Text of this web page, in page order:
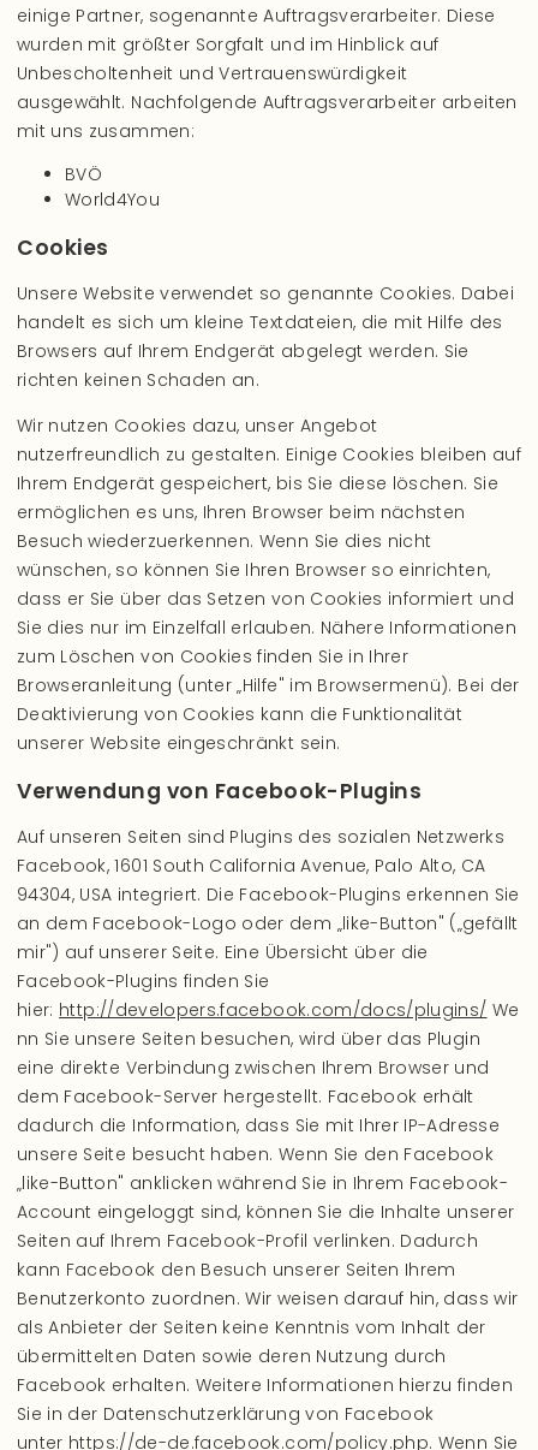
einige Partner, sogenannte Auftragsverarbeiter. Diese
wurden mit größter Sorgfalt und im Hinblick auf
Unbescholtenheit und Vertrauenswürdigkeit
ausgewählt. Nachfolgende Auftragsverarbeiter arbeiten
mit uns zusammen:
BVÖ
World4You
Cookies
Unsere Website verwendet so genannte Cookies. Dabei
handelt es sich um kleine Textdateien, die mit Hilfe des
Browsers auf Ihrem Endgerät abgelegt werden. Sie
richten keinen Schaden an.
Wir nutzen Cookies dazu, unser Angebot
nutzerfreundlich zu gestalten. Einige Cookies bleiben auf
Ihrem Endgerät gespeichert, bis Sie diese löschen. Sie
ermöglichen es uns, Ihren Browser beim nächsten
Besuch wiederzuerkennen. Wenn Sie dies nicht
wünschen, so können Sie Ihren Browser so einrichten,
dass er Sie über das Setzen von Cookies informiert und
Sie dies nur im Einzelfall erlauben. Nähere Informationen
zum Löschen von Cookies finden Sie in Ihrer
Browseranleitung (unter „Hilfe" im Browsermenü). Bei der
Deaktivierung von Cookies kann die Funktionalität
unserer Website eingeschränkt sein.
Verwendung von Facebook-Plugins
Auf unseren Seiten sind Plugins des sozialen Netzwerks
Facebook, 1601 South California Avenue, Palo Alto, CA
94304, USA integriert. Die Facebook-Plugins erkennen Sie
an dem Facebook-Logo oder dem „like-Button" („gefällt
mir") auf unserer Seite. Eine Übersicht über die
Facebook-Plugins finden Sie
hier: http://developers.facebook.com/docs/plugins/ We
nn Sie unsere Seiten besuchen, wird über das Plugin
eine direkte Verbindung zwischen Ihrem Browser und
dem Facebook-Server hergestellt. Facebook erhält
dadurch die Information, dass Sie mit Ihrer IP-Adresse
unsere Seite besucht haben. Wenn Sie den Facebook
„like-Button" anklicken während Sie in Ihrem Facebook-
Account eingeloggt sind, können Sie die Inhalte unserer
Seiten auf Ihrem Facebook-Profil verlinken. Dadurch
kann Facebook den Besuch unserer Seiten Ihrem
Benutzerkonto zuordnen. Wir weisen darauf hin, dass wir
als Anbieter der Seiten keine Kenntnis vom Inhalt der
übermittelten Daten sowie deren Nutzung durch
Facebook erhalten. Weitere Informationen hierzu finden
Sie in der Datenschutzerklärung von Facebook
unter https://de-de.facebook.com/policy.php. Wenn Sie